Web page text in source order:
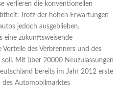
verlieren die konventionellen
Trotz der hohen Erwartungen
jedoch ausgeblieben.
eine zukunftsweisende
des Verbrenners und des
Mit über 20000 Neuzulassungen
bereits im Jahr 2012 erste
des Automobilmarktes